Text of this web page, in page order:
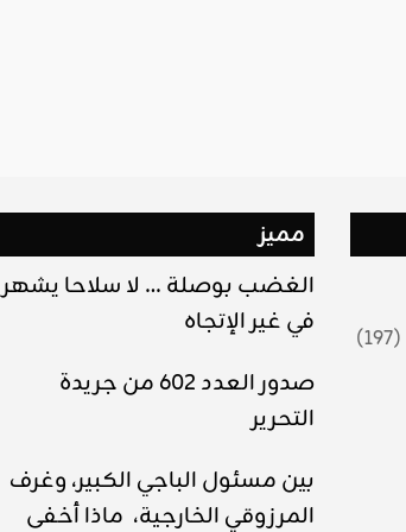
مميز
الغضب بوصلة … لا سلاحا يشهر
في غير الإتجاه
صدور العدد 602 من جريدة
التحرير
بين مسئول الباجي الكبير، وغرف
المرزوقي الخارجية، ماذا أخفى
(197)